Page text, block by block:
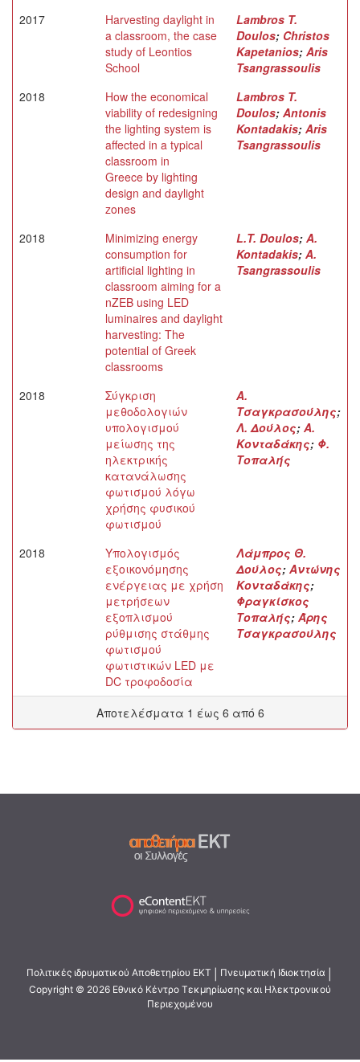
2017
Harvesting daylight in
a classroom, the case
study of Leontios
School
Lambros T.
Doulos; Christos
Kapetanios; Aris
Tsangrassoulis
2018
How the economical
viability of redesigning
the lighting system is
affected in a typical
classroom in
Greece by lighting
design and daylight
zones
Lambros T.
Doulos; Antonis
Kontadakis; Aris
Tsangrassoulis
2018
Minimizing energy
consumption for
artificial lighting in
classroom aiming for a
nZEB using LED
luminaires and daylight
harvesting: The
potential of Greek
classrooms
L.T. Doulos; A.
Kontadakis; A.
Tsangrassoulis
2018
Σύγκριση
μεθοδολογιών
υπολογισμού
μείωσης της
ηλεκτρικής
κατανάλωσης
φωτισμού λόγω
χρήσης φυσικού
φωτισμού
Α.
Τσαγκρασούλης;
Λ. Δούλος; Α.
Κονταδάκης; Φ.
Τοπαλής
2018
Υπολογισμός
εξοικονόμησης
ενέργειας με χρήση
μετρήσεων
εξοπλισμού
ρύθμισης στάθμης
φωτισμού
φωτιστικών LED με
DC τροφοδοσία
Λάμπρος Θ.
Δούλος; Αντώνης
Κονταδάκης;
Φραγκίσκος
Τοπαλής; Άρης
Τσαγκρασούλης
Αποτελέσματα 1 έως 6 από 6